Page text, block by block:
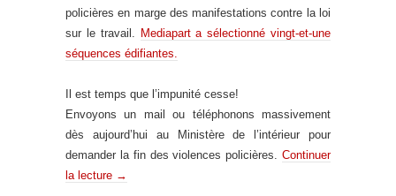
policières en marge des manifestations contre la loi
sur le travail. Mediapart a sélectionné vingt-et-une
séquences édifiantes.
Il est temps que l’impunité cesse!
Envoyons un mail ou téléphonons massivement
dès aujourd’hui au Ministère de l’intérieur pour
demander la fin des violences policières. Continuer
la lecture →